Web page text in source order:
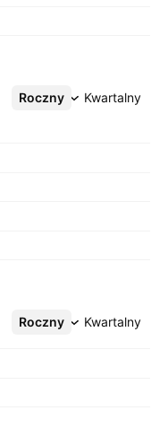
Roczny Kwartalny
Więcej
Roczny Kwartalny
Więcej